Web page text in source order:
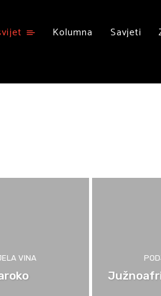
Kolumna Savjeti
VINA